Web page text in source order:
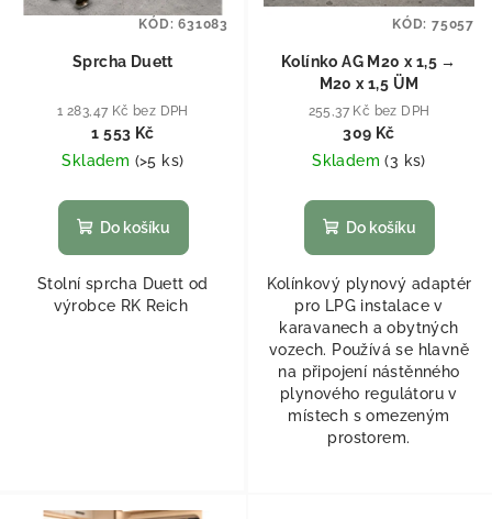
Sprcha Duett
1 283,47 Kč bez DPH
1 553 Kč
Skladem (>5 ks)
Do košíku
Stolní sprcha Duett od
výrobce RK Reich
KÓD:631083
Kolínko AG M20 x 1,5 →
M20 x 1,5 ÜM
255,37 Kč bez DPH
309 Kč
Skladem(3 ks)
Do košíku
Kolínkový plynový adaptér
pro LPG instalace v
karavanech a obytných
vozech. Používá se hlavně
na připojení nástěnného
plynového regulátoru v
místech s omezeným
prostorem.
KÓD: 75057